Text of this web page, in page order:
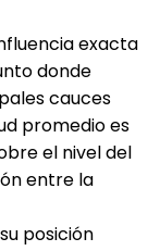
exacta
donde
cauces
promedio es
el nivel del
entre la
posición